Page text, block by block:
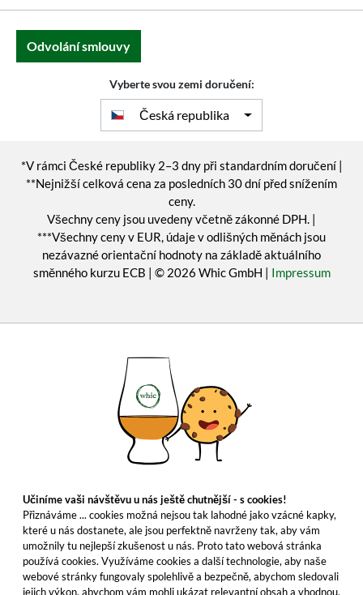
Odvolání smlouvy
Vyberte svou zemi doručení:
Česká republika
*V rámci České republiky 2–3 dny při standardním doručení |
**Nejnižší celková cena za posledních 30 dní před snížením
ceny.
Všechny ceny jsou uvedeny včetně zákonné DPH. |
***Všechny ceny v EUR, údaje v odlišných měnách jsou
nezávazné orientační hodnoty na základě aktuálního
směnného kurzu ECB | © 2026 Whic GmbH | Impressum
Učiníme vaši návštěvu u nás ještě chutnější - s cookies!
Přiznáváme ... cookies možná nejsou tak lahodné jako vzácné kapky,
které u nás dostanete, ale jsou perfektně navrženy tak, aby vám
umožnily tu nejlepší zkušenost u nás. Proto tato webová stránka
používá cookies. Využíváme cookies a další technologie, aby naše
webové stránky fungovaly spolehlivě a bezpečně, abychom sledovali
jejich výkon, abychom vám mohli ukázat relevantní obsah a vhodnou,